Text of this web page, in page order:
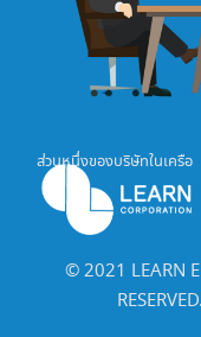
ส่วนหนึ่งของบริษัทในเครือ
©️ 2021 LEARN